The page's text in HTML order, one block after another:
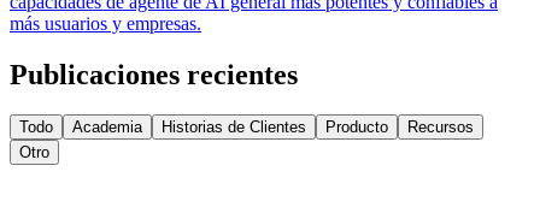
más usuarios y empresas.
Publicaciones recientes
Todo Academia Historias de Clientes Producto
Recursos
Otro